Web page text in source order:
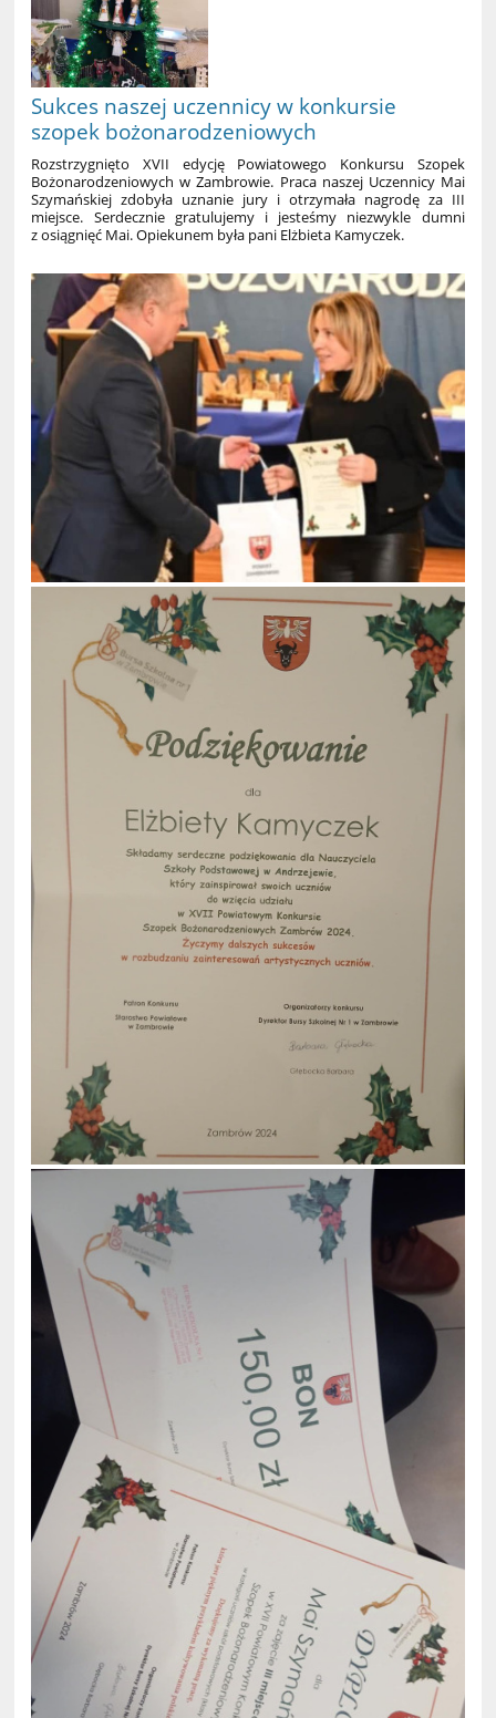
szachach:
Sukces naszej uczennicy w konkursie
szopek bożonarodzeniowych
Rozstrzygnięto XVII edycję Powiatowego Konkursu Szopek
Bożonarodzeniowych w Zambrowie. Praca naszej Uczennicy Mai
Szymańskiej zdobyła uznanie jury i otrzymała nagrodę za III
miejsce. Serdecznie gratulujemy i jesteśmy niezwykle dumni
z osiągnięć Mai. Opiekunem była pani Elżbieta Kamyczek.